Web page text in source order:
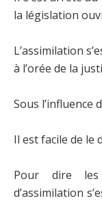
la législation
L’assimilation
à l’orée de la
Sous l’influence
Il est facile de le
Pour dire les
d’assimilation